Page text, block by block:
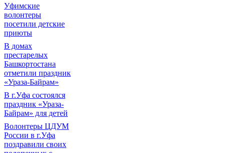
Уфимские
волонтеры
посетили детские
приюты
В домах
престарелых
Башкортостана
отметили праздник
«Ураза-Байрам»
В г.Уфа состоялся
праздник «Ураза-
Байрам» для детей
Волонтеры ЦДУМ
России в г.Уфа
поздравили своих